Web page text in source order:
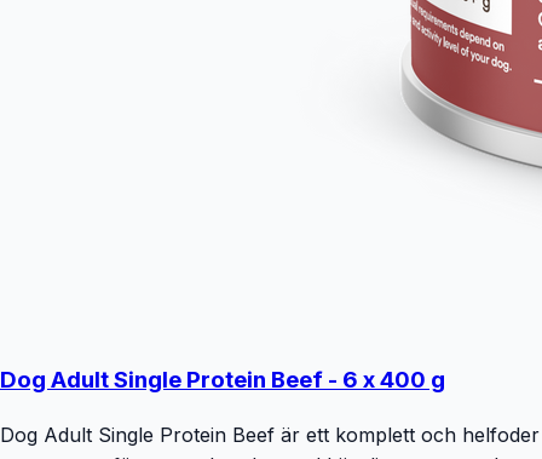
Dog Adult Single Protein Beef - 6 x 400 g
Dog Adult Single Protein Beef är ett komplett och helfoder